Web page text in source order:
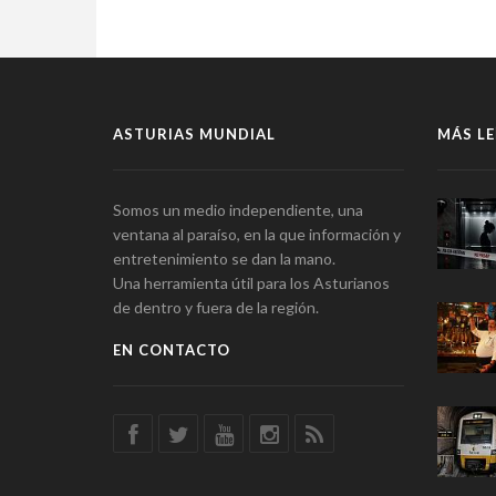
ASTURIAS MUNDIAL
Somos un medio independiente, una
ventana al paraíso, en la que información y
entretenimiento se dan la mano.
Una herramienta útil para los Asturianos
de dentro y fuera de la región.
EN CONTACTO
MÁS